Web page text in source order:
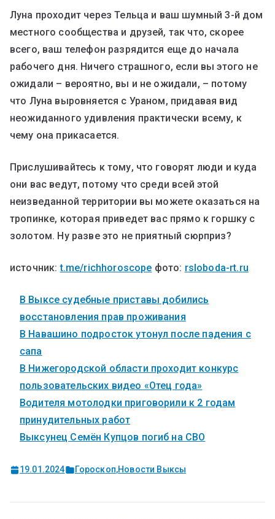
Луна проходит через Тельца и ваш шумный 3-й дом
местного сообщества и друзей, так что, скорее
всего, ваш телефон разрядится еще до начала
рабочего дня. Ничего страшного, если вы этого не
ожидали – вероятно, вы и не ожидали, – потому
что Луна выровняется с Ураном, придавая вид
неожиданного удивления практически всему, к
чему она прикасается.
Прислушивайтесь к тому, что говорят люди и куда
они вас ведут, потому что среди всей этой
неизведанной территории вы можете оказаться на
тропинке, которая приведет вас прямо к горшку с
золотом. Ну разве это не приятный сюрприз?
источник:t.me/richhoroscope фото: rsloboda-rt.ru
В Выксе судебные приставы добились
восстановления прав проживания
В Навашино подросток утонул после падения с
сапа
В Нижегородской области проходит конкурс
пользовательских видео «Отец года»
Водителя мотолодки приговорили к 2 годам
принудительных работ
Выксунец Семён Купцов погиб на СВО
19.01.2024 Гороскоп,Новости Выксы